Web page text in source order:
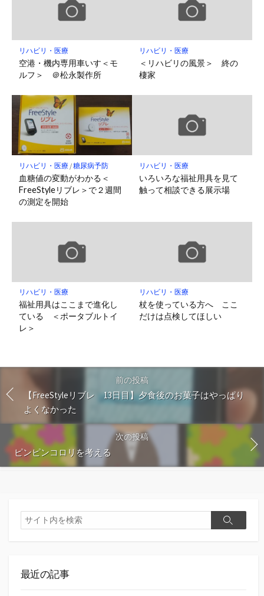
リハビリ・医療
空港・機内専用車いす＜モ
ルフ＞ ＠松永製作所
リハビリ・医療
＜リハビリの風景＞ 終の
棲家
リハビリ・医療/糖尿病予防
血糖値の変動がわかる＜
FreeStyleリブレ＞で２週間
の測定を開始
リハビリ・医療
いろいろな福祉用具を見て
触って相談できる展示場
リハビリ・医療
福祉用具はここまで進化し
ている ＜ポータブルトイ
レ＞
リハビリ・医療
杖を使っている方へ ここ
だけは点検してほしい
前の投稿
【FreeStyleリブレ 13日目】夕食後のお菓子はやっぱり
よくなかった
次の投稿
ピンピンコロリを考える
検
索
検
最近の記事